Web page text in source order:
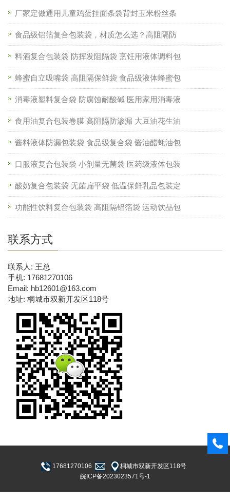
厂家定做通用儿童鸡蛋挂面条袋背封玉米粉丝条
食品级铝箔复合包装袋，材质怎么选？高阻隔防
料酒复合包装袋 防挥发阻隔袋 烹饪用液体调料包
蜂蜜自立吸嘴袋 高阻隔保鲜袋 食品级液体蜂蜜包
消毒液塑料复合袋 防腐蚀耐酸碱 医用家用消毒液
食用油复合包装卷膜 高阻隔防渗漏 大豆油花生油
酱料液体防漏包装袋 食品级复合袋 酱油醋蚝油包
口服液复合包装袋 小剂量无菌袋 医药级液体包装
酸奶复合包装袋 无菌扁平袋 低温保鲜乳品包装定
功能性饮料复合包装袋 高阻隔铝箔袋 运动饮品包
联系方式
联系人: 王总
手机: 17681270106
Email: hb12601@163.com
地址: 桐城市双新开发区118号
17681270106
桐城市双新开发区118号
皖ICP备2023023571号-1